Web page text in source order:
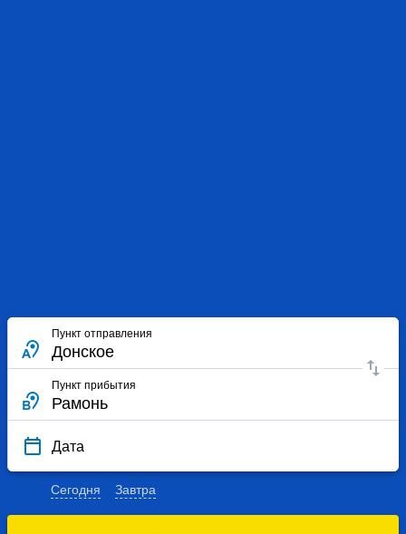
Пункт отправления
Пункт прибытия
Дата
Сегодня Завтра